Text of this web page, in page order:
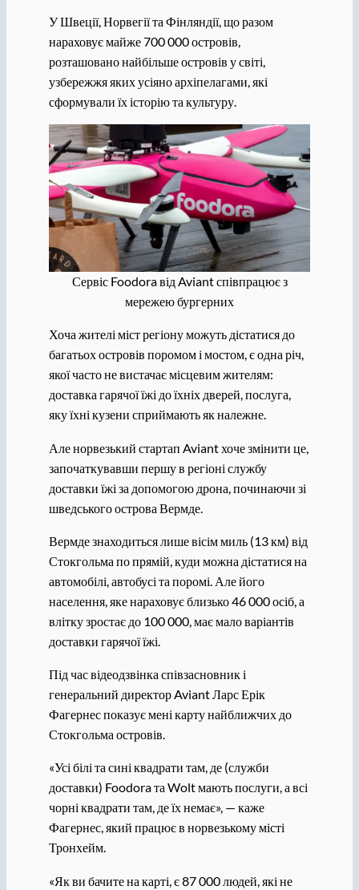
У Швеції, Норвегії та Фінляндії, що разом
нараховує майже 700 000 островів,
розташовано найбільше островів у світі,
узбережжя яких усіяно архіпелагами, які
сформували їх історію та культуру.
Сервіс Foodora від Aviant співпрацює з
мережею бургерних
Хоча жителі міст регіону можуть дістатися до
багатьох островів поромом і мостом, є одна річ,
якої часто не вистачає місцевим жителям:
доставка гарячої їжі до їхніх дверей, послуга,
яку їхні кузени сприймають як належне.
Але норвезький стартап Aviant хоче змінити це,
започаткувавши першу в регіоні службу
доставки їжі за допомогою дрона, починаючи зі
шведського острова Вермде.
Вермде знаходиться лише вісім миль (13 км) від
Стокгольма по прямій, куди можна дістатися на
автомобілі, автобусі та поромі. Але його
населення, яке нараховує близько 46 000 осіб, а
влітку зростає до 100 000, має мало варіантів
доставки гарячої їжі.
Під час відеодзвінка співзасновник і
генеральний директор Aviant Ларс Ерік
Фагернес показує мені карту найближчих до
Стокгольма островів.
«Усі білі та сині квадрати там, де (служби
доставки) Foodora та Wolt мають послуги, а всі
чорні квадрати там, де їх немає», — каже
Фагернес, який працює в норвезькому місті
Тронхейм.
«Як ви бачите на карті, є 87 000 людей, які не